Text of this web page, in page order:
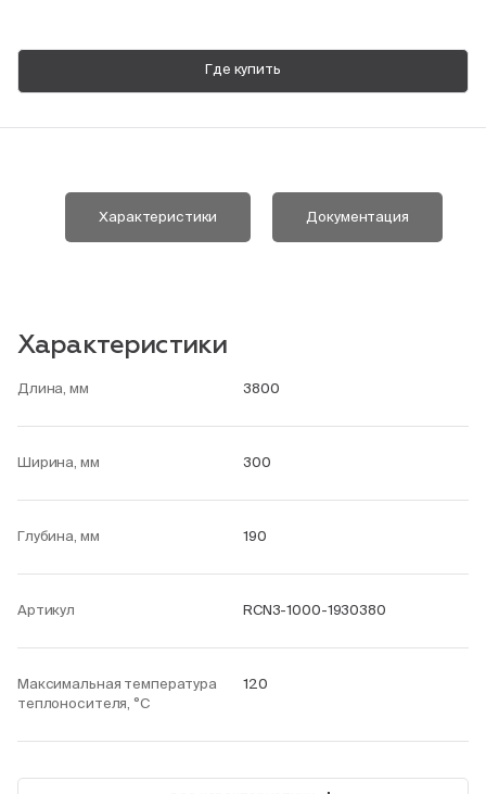
Где купить
Характеристики Документация
Характеристики
Длина, мм 3800
Ширина, мм 300
Глубина, мм 190
Артикул RCN3-1000-1930380
Максимальная температура
теплоносителя, °С
120